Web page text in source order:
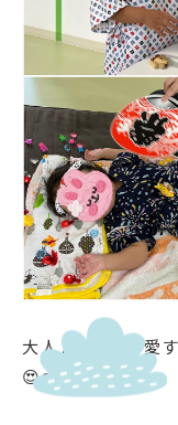
大人たちは、可愛
😍❤️❤️❤️